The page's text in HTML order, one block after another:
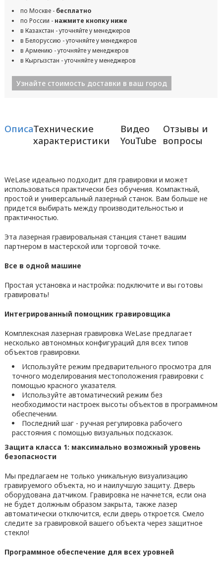
по Москве - бесплатно
по России - нажмите кнопку ниже
в Казахстан - уточняйте у менеджеров
в Белоруссию - уточняйте у менеджеров
в Армению - уточняйте у менеджеров
в Кыргызстан - уточняйте у менеджеров
Узнайте стоимость доставки в ваш город
ОписаниеТехнические
характеристики
Видео
YouTube
Отзывы и
вопросы
WeLase идеально подходит для гравировки и может
использоваться практически без обучения. Компактный,
простой и универсальный лазерный станок. Вам больше не
придется выбирать между производительностью и
практичностью.
Эта лазерная гравировальная станция станет вашим
партнером в мастерской или торговой точке.
Все в одной машине
Простая установка и настройка: подключите и вы готовы
гравировать!
Интегрированный помощник гравировщика
Комплексная лазерная гравировка WeLase предлагает
несколько автономных конфигураций для всех типов
объектов гравировки.
Используйте режим предварительного просмотра для
точного моделирования местоположения гравировки с
помощью красного указателя.
Используйте автоматический режим без
необходимости настроек высоты объектов в программном
обеспечении.
Последний шаг - ручная регулировка рабочего
расстояния с помощью визуальных подсказок.
Защита класса 1: максимально возможный уровень
безопасности
Мы предлагаем не только уникальную визуализацию
гравируемого объекта, но и наилучшую защиту. Дверь
оборудована датчиком. Гравировка не начнется, если она
не будет должным образом закрыта, также лазер
автоматически отключится, если дверь откроется. Смело
следите за гравировкой вашего объекта через защитное
стекло!
Программное обеспечение для всех уровней